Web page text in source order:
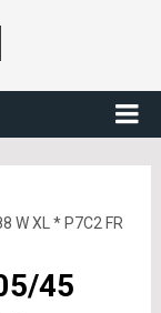
W XL * P7C2 FR
45